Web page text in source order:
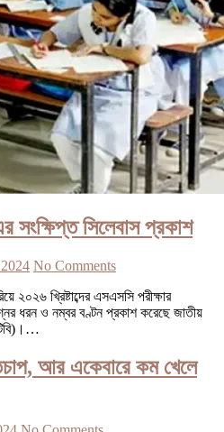
সংক্ষিপ্ত সিলেবাস প্রকাশ
No Comments
২০২৬ খ্রিষ্টাব্দের এসএসসি পরীক্ষার
ধরন ও নম্বর বণ্টন প্রকাশ করেছে জাতীয়
আর একেবারে কম খেলে